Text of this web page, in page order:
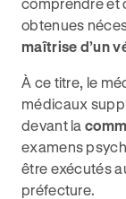
obtenues
maîtrise d’un
À ce titre, le
médicaux
devant la
examens
être exécutés
préfecture.